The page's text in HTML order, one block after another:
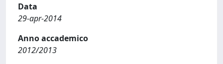
Data
29-apr-2014
Anno accademico
2012/2013